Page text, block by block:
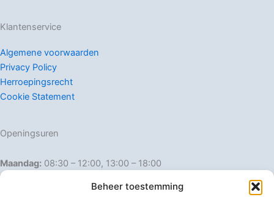
Beheer toestemming
Klantenservice
Algemene voorwaarden
Privacy Policy
Herroepingsrecht
Cookie Statement
Openingsuren
Maandag: 08:30 – 12:00, 13:00 – 18:00
Dinsdag:
08:30 – 12:00, 13:00 – 18:00